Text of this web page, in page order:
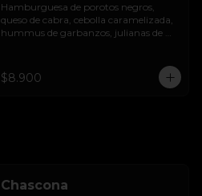
Hamburguesa de porotos negros,
queso de cabra, cebolla caramelizada,
hummus de garbanzos, julianas de
$8.900
Chascona